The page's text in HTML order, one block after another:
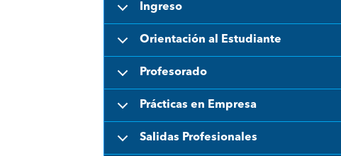
Ingreso
Orientación al Estudiante
Profesorado
Prácticas en Empresa
Salidas Profesionales